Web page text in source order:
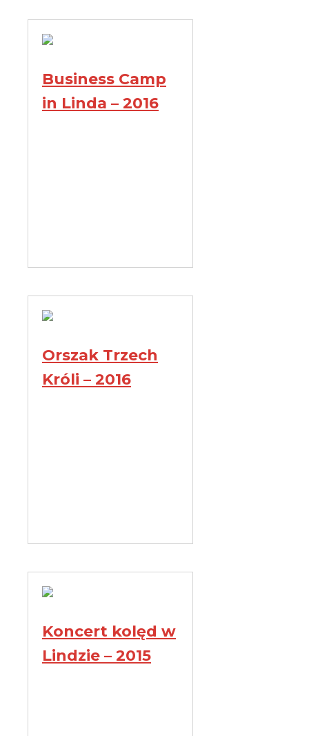
Business Camp
in Linda – 2016
Orszak Trzech
Króli – 2016
Koncert kolęd w
Lindzie – 2015